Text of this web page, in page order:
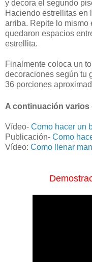
y decora el segundo
Haciendo estrellitas en
arriba. Repite lo mismo
quedaron espacios
estrellita.
Finalmente coloca un
decoraciones según tu
36 porciones
A continuación varios
Vídeo- Como hacer un
Publicación- Como
Vídeo: Como llenar